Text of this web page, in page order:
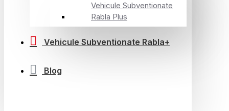
Vehicule Subventionate
Rabla Plus
Vehicule Subventionate Rabla+
Blog